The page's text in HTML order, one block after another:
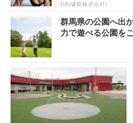
PR(健商株式会社)
群馬県の公園へ出
力で遊べる公園を